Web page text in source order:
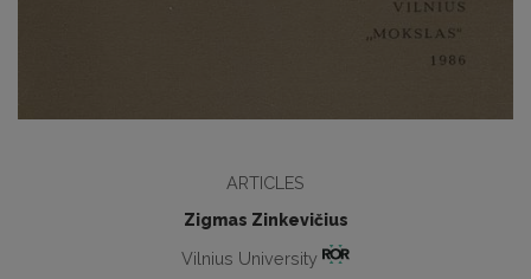
ARTICLES
Zigmas Zinkevičius
Vilnius University